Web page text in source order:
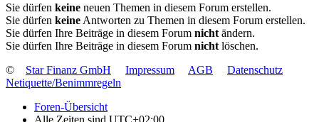
Sie dürfen keine neuen Themen in diesem Forum erstellen.
Sie dürfen keine Antworten zu Themen in diesem Forum erstellen.
Sie dürfen Ihre Beiträge in diesem Forum nicht ändern.
Sie dürfen Ihre Beiträge in diesem Forum nicht löschen.
©
Star Finanz GmbH Impressum AGB
Datenschutz
Netiquette/Benimmregeln
Foren-Übersicht
Alle Zeiten sind UTC+02:00